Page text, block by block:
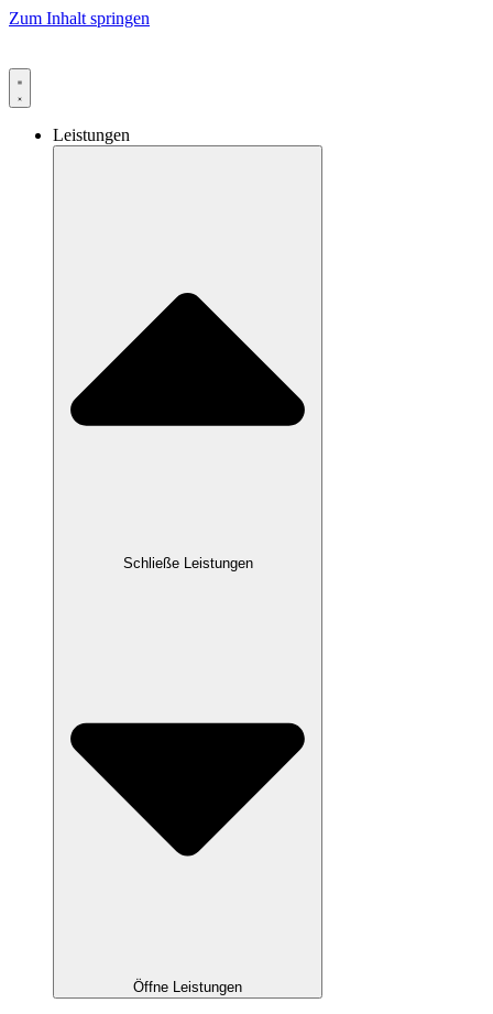
Zum Inhalt springen
Leistungen
Schließe Leistungen
Öffne Leistungen